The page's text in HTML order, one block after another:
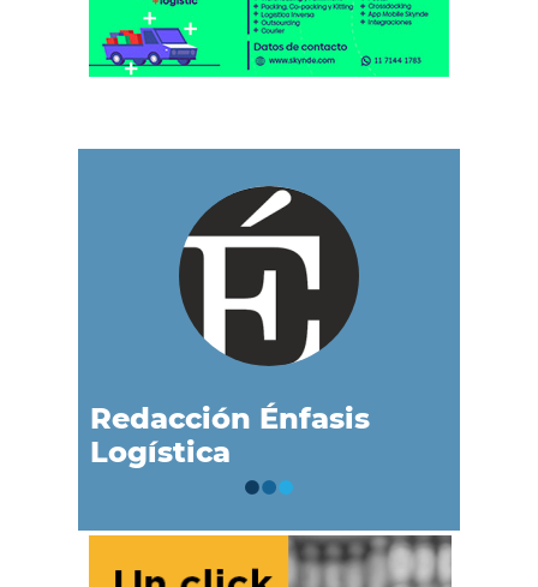
Redacción Énfasis
Logística